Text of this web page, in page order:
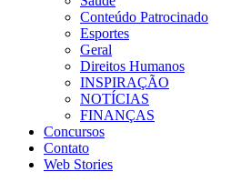
Conteúdo Patrocinado
Esportes
Geral
Direitos Humanos
INSPIRAÇÃO
NOTÍCIAS
FINANÇAS
Concursos
Contato
Web Stories